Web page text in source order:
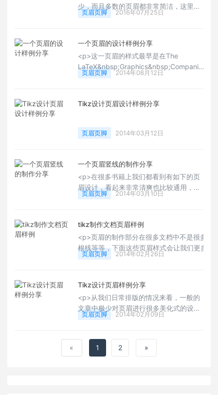
少，而且多数的页眉都非常简洁，这里要
分享的是一个设计比较新颖而且漂亮的页
移植到自己的文章或者书籍模板中去，也
是非常不错的。</p>
页眉页脚 2016年07月25日
一个页眉的设计样例分享
<p>这一页眉的样式最早是在The
LaTeX&nbsp;Graphics&nbsp;Companion
中看到的，其设计非常简单，但是又非常
近，有所改观的页眉设计。&nbsp;</p>
页眉页脚 2014年08月12日
Tikz设计页眉设计样例分享
页眉页脚 2014年03月12日
一个页眉竖线的制作分享
<p>在很多书籍上我们都看到有如下的页
眉设计，看起来非常清爽也比较通用，如
《LaTeX and &nbsp;friends》，具体如
</p>
页眉页脚 2014年03月10日
tikz制作文档页眉样例
<p>页眉的制作部分在很多文档中不是很多样
根线等等，下面这些页眉样式会让我们更多些
载<a
target="_blank" style="white-space:
normal;">pgfornament</a>包。</p>
页眉页脚 2014年02月26日
Tikz设计页眉样例分享
<p>从我们日常排版的情况来看，一般的
文章中极少对页眉进行很多美化式的设计
和制作，这类设计，可能会用在一些杂志
&nbsp;</p>
页眉页脚 2014年02月09日
« 1 2 »